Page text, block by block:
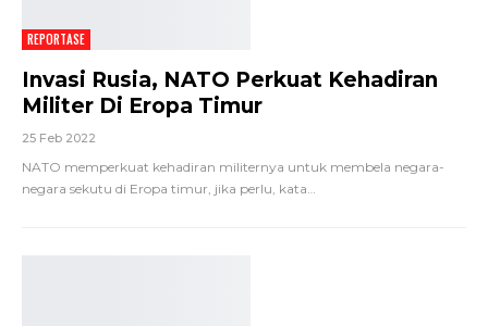
REPORTASE
Invasi Rusia, NATO Perkuat Kehadiran
Militer Di Eropa Timur
25 Feb 2022
NATO memperkuat kehadiran militernya untuk membela negara-
negara sekutu di Eropa timur, jika perlu, kata…